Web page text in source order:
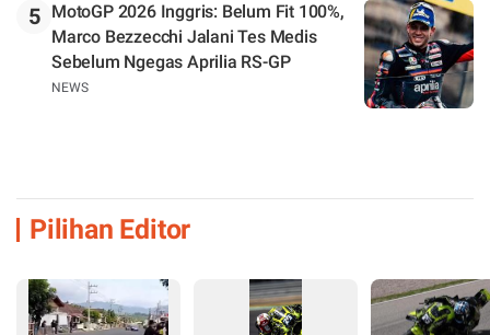
5
MotoGP 2026 Inggris: Belum Fit 100%,
Marco Bezzecchi Jalani Tes Medis
Sebelum Ngegas Aprilia RS-GP
NEWS
Pilihan Editor